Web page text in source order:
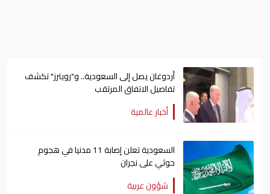
أردوغان يصل إلى السعودية.. و"رويترز" تكشف
تفاصيل الاتفاق المرتقب
أخبار عالمية
السعودية تعلن إصابة 11 مدنيا في هجوم
حوثي على نجران
شؤون عربية